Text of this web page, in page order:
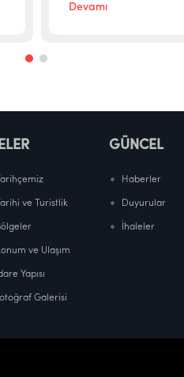
Devamı
Tarihçemiz
Tarihi ve Turistlik
ve Ulaşım
Yapısı
Galerisi
GÜNCEL
Haberler
Duyurular
İhaleler